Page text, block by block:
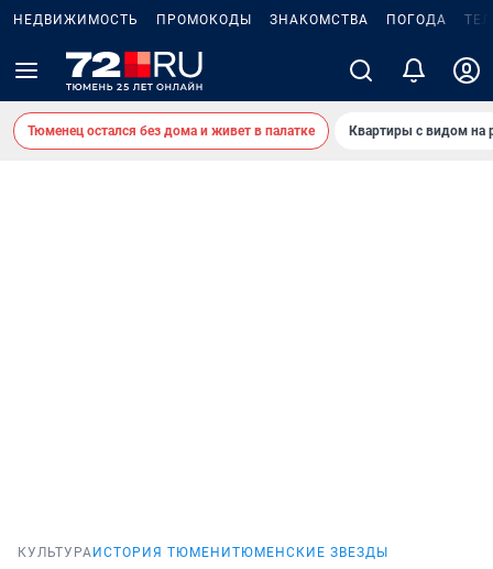
НЕДВИЖИМОСТЬ ПРОМОКОДЫ ЗНАКОМСТВА ПОГОДА
Тюменец остался без дома и живет в палатке Квартиры с видом на
КУЛЬТУРА ИСТОРИЯ ТЮМЕНИ ТЮМЕНСКИЕ ЗВЕЗДЫ